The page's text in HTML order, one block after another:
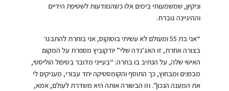
וניקיון, שמשמעותי בימים אלו כשהמודעות לשטיפת הידיים
וההיגיינה גוברת.
“אני בת 55 ומעולם לא עשיתי בוטוקוס, אני בוחרת להתבגר
בצורה אחרת, זו האג’נדה שלי” יודקוביץ מספרת על המקום
האישי שלה, על הנתיב בו בחרה: “בעייני מדובר בטיפול הוליסטי,
מבפנים ומבחוץ, כך התוסף והקומסטיקה יחד עבורי, מעניקים לי
את המענה הנכון”. וזו הבשורה אותה היא משדרת לעולם, אמא,